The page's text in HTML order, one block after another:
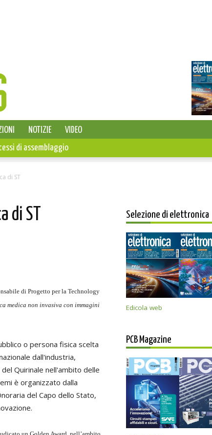
NOTIZIE
VIDEO
di assemblaggio
di ST
ST
di Progetto per la Technology
medica non invasiva con immagini
o persona fisica scelta
dall'industria,
Quirinale nell'ambito delle
è organizzato dalla
del Capo dello Stato,
Selezione di elettronica
Edicola web
PCB Magazine